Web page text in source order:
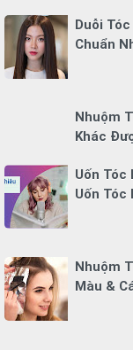
Duỗi
Chuẩn
Nhuộm
Khác
Uốn Tóc
Uốn Tóc
Nhuộm
Màu &